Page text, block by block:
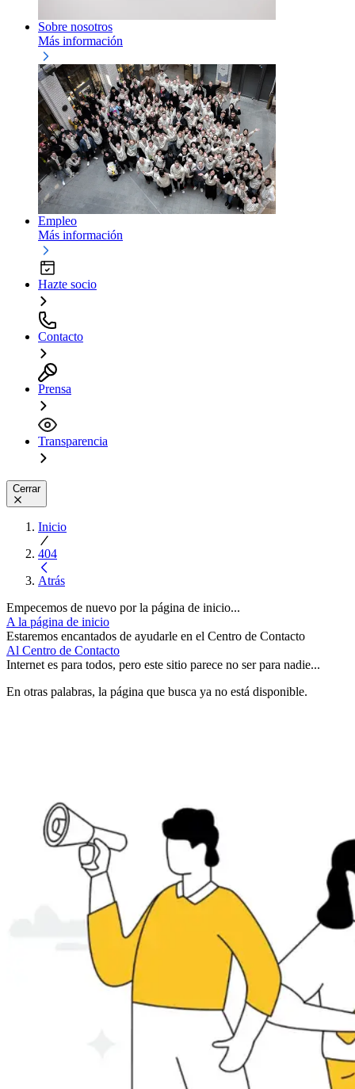
Sobre nosotros
Más información
Empleo
Más información
Hazte socio
Contacto
Prensa
Transparencia
Cerrar
Inicio
404
Atrás
Empecemos de nuevo por la página de inicio...
A la página de inicio
Estaremos encantados de ayudarle en el Centro de Contacto
Al Centro de Contacto
Internet es para todos, pero este sitio parece no ser para nadie...
En otras palabras, la página que busca ya no está disponible.